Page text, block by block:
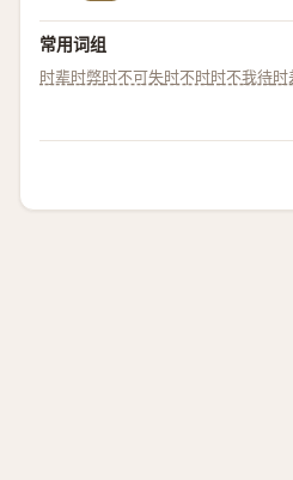
常用词组
时辈时弊时不可失时不时时不我待时